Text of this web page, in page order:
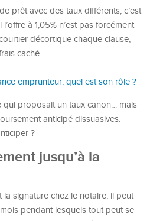
prêt avec des taux différents, c’est
à 1,05% n’est pas forcément
décortique chaque clause,
caché.
emprunteur, quel est son rôle ?
qui proposait un taux canon… mais
anticipé dissuasives.
?
jusqu’à la
la signature chez le notaire, il peut
pendant lesquels tout peut se